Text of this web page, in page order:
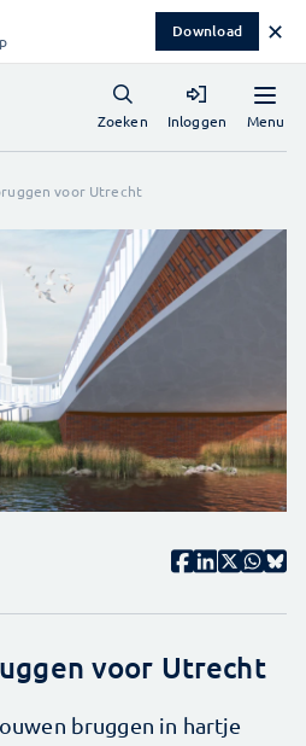
Download ✕
Menu
Zoeken Inloggen
voor Utrecht
voor Utrecht
bruggen in hartje